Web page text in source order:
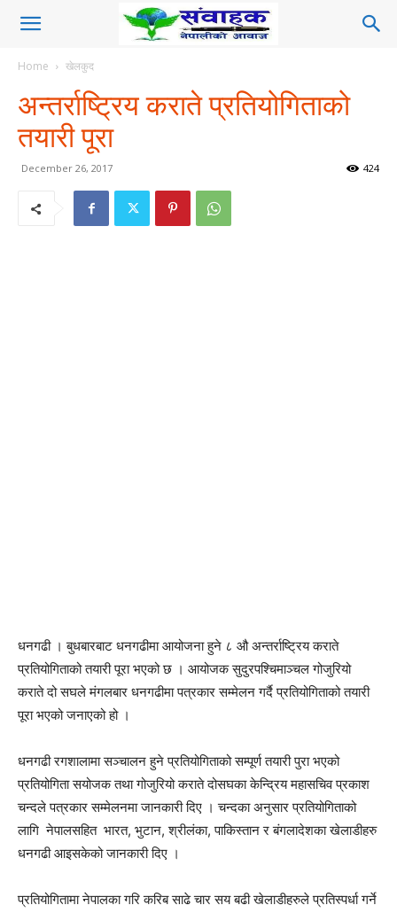
Home खेलकुद
अन्तर्राष्ट्रिय कराते प्रतियोगिताको
तयारी पूरा
December 26, 2017 424
धनगढी । बुधबारबाट धनगढीमा आयोजना हुने ८ औ अन्तर्राष्ट्रिय कराते
प्रतियोगिताको तयारी पूरा भएको छ । आयोजक सुदुरपश्चिमाञ्चल गोजुरियो
कराते दो सघले मंगलबार धनगढीमा पत्रकार सम्मेलन गर्दै प्रतियोगिताको तयारी
पूरा भएको जनाएको हो ।
धनगढी रगशालामा सञ्चालन हुने प्रतियोगिताको सम्पूर्ण तयारी पुरा भएको
प्रतियोगिता सयोजक तथा गोजुरियो कराते दोसघका केन्द्रिय महासचिव प्रकाश
चन्दले पत्रकार सम्मेलनमा जानकारी दिए । चन्दका अनुसार प्रतियोगिताको
लागि नेपालसहित भारत, भुटान, श्रीलंका, पाकिस्तान र बंगलादेशका खेलाडीहरु
धनगढी आइसकेको जानकारी दिए ।
प्रतियोगितामा नेपालका गरि करिब साढे चार सय बढी खेलाडीहरुले प्रतिस्पर्धा गर्ने